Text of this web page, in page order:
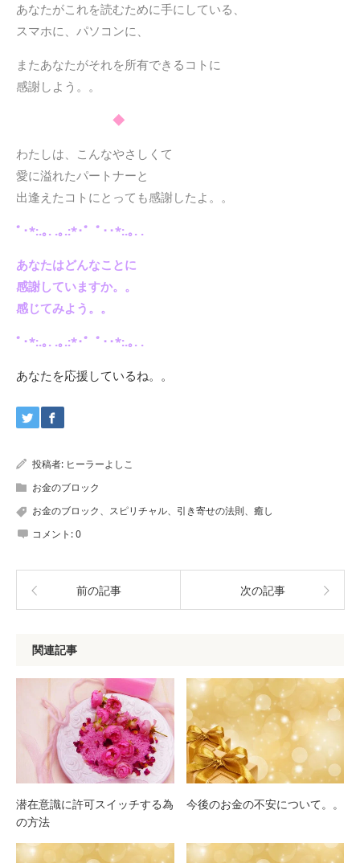
あなたがこれを読むために手にしている、
スマホに、パソコンに、
またあなたがそれを所有できるコトに
感謝しよう。。
◆
わたしは、こんなやさしくて
愛に溢れたパートナーと
出逢えたコトにとっても感謝したよ。。
ﾟ･*:.｡. .｡.:*･゜ﾟ･･*:.｡. .
あなたはどんなことに
感謝していますか。。
感じてみよう。。
ﾟ･*:.｡. .｡.:*･゜ﾟ･･*:.｡. .
あなたを応援しているね。。
投稿者: ヒーラーよしこ
お金のブロック
お金のブロック、スピリチャル、引き寄せの法則、癒し
コメント:0
前の記事 次の記事
関連記事
潜在意識に許可スイッチする為
の方法
今後のお金の不安について。。